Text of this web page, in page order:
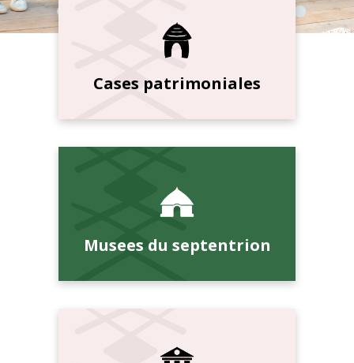
Cases patrimoniales
Musees du septentrion